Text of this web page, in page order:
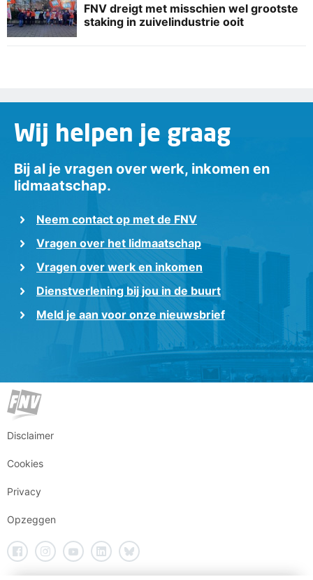
FNV dreigt met misschien wel grootste
staking in zuivelindustrie ooit
Wij helpen je graag
Bij al je vragen over werk, inkomen en
lidmaatschap.
Neem contact op met de FNV
Vragen over het lidmaatschap
Vragen over werk en inkomen
Dienstverlening bij jou in de buurt
Meld je aan voor onze nieuwsbrief
Disclaimer
Cookies
Privacy
Opzeggen